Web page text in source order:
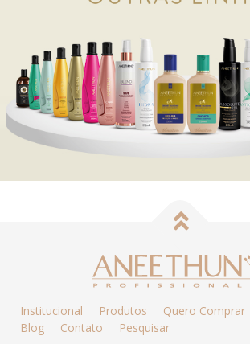
Institucional Produtos Quero Comprar
Blog
Contato Pesquisar